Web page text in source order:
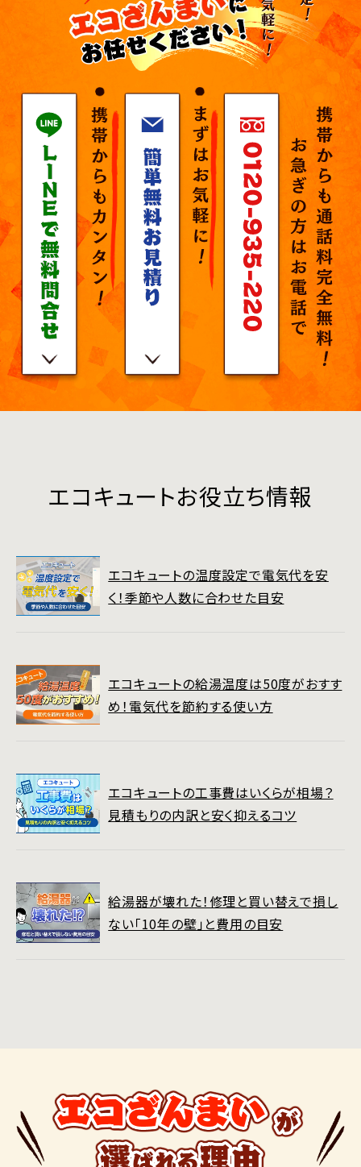
エコキュートお役立ち情報
エコキュートの温度設定で電気代を安
く！季節や人数に合わせた目安
エコキュートの給湯温度は50度がおすす
め！電気代を節約する使い方
エコキュートの工事費はいくらが相場？
見積もりの内訳と安く抑えるコツ
給湯器が壊れた！修理と買い替えで損し
ない「10年の壁」と費用の目安